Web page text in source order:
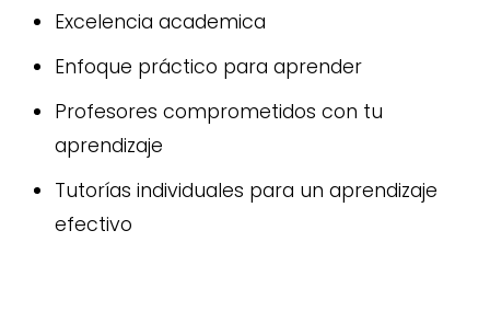
Excelencia academica
Enfoque práctico para aprender
Profesores comprometidos con tu
aprendizaje
Tutorías individuales para un aprendizaje
efectivo